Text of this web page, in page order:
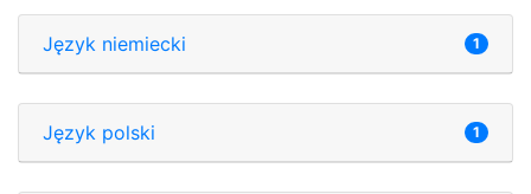
Język niemiecki 1
Język polski 1